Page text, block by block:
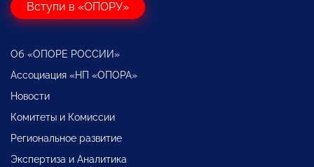
Вступи в «ОПОРУ»
Об «ОПОРЕ РОССИИ»
Ассоциация «НП «ОПОРА»
Новости
Комитеты и Комиссии
Региональное развитие
Экспертиза и Аналитика